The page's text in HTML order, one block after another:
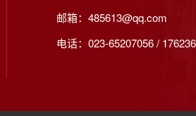
邮箱：485613@qq.com
电话：023-65207056 /